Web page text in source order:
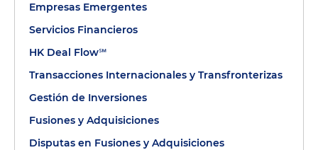
Empresas Emergentes
Servicios Financieros
HK Deal Flow℠
Transacciones Internacionales y Transfronterizas
Gestión de Inversiones
Fusiones y Adquisiciones
Disputas en Fusiones y Adquisiciones